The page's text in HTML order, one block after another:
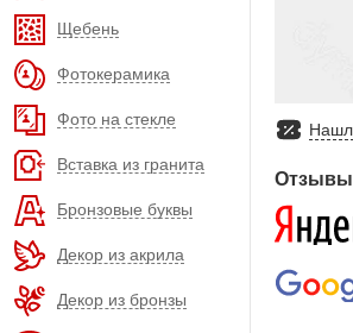
Щебень
Фотокерамика
Фото на стекле
Вставка из гранита
Бронзовые буквы
Декор из акрила
Декор из бронзы
Отзывы